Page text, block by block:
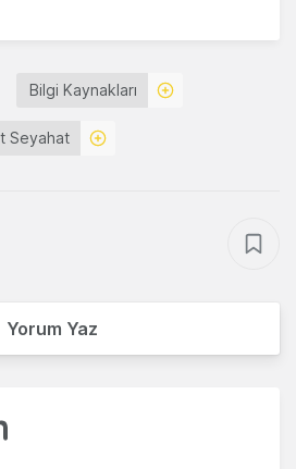
Bilgi Kaynakları
Seyahat
Yorum Yaz